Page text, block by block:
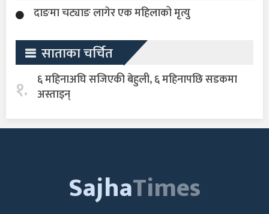
दाङमा चट्याङ लागेर एक महिलाको मृत्यु
साताका चर्चित
१. ६ महिनाअघि सजिएकी बेहुली, ६ महिनापछि सडकमा
अस्ताइन्
SajhaTimes